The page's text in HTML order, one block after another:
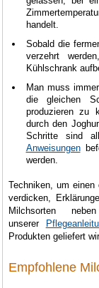
handelt.
Sobald die
verzehrt
Kühlschrank
Man muss
die gleichen
produzieren zu
durch den
Schritte sind
Anweisungen
werden.
Techniken, um
verdicken,
Milchsorten
unserer
Produkten geliefert
Empfohlene